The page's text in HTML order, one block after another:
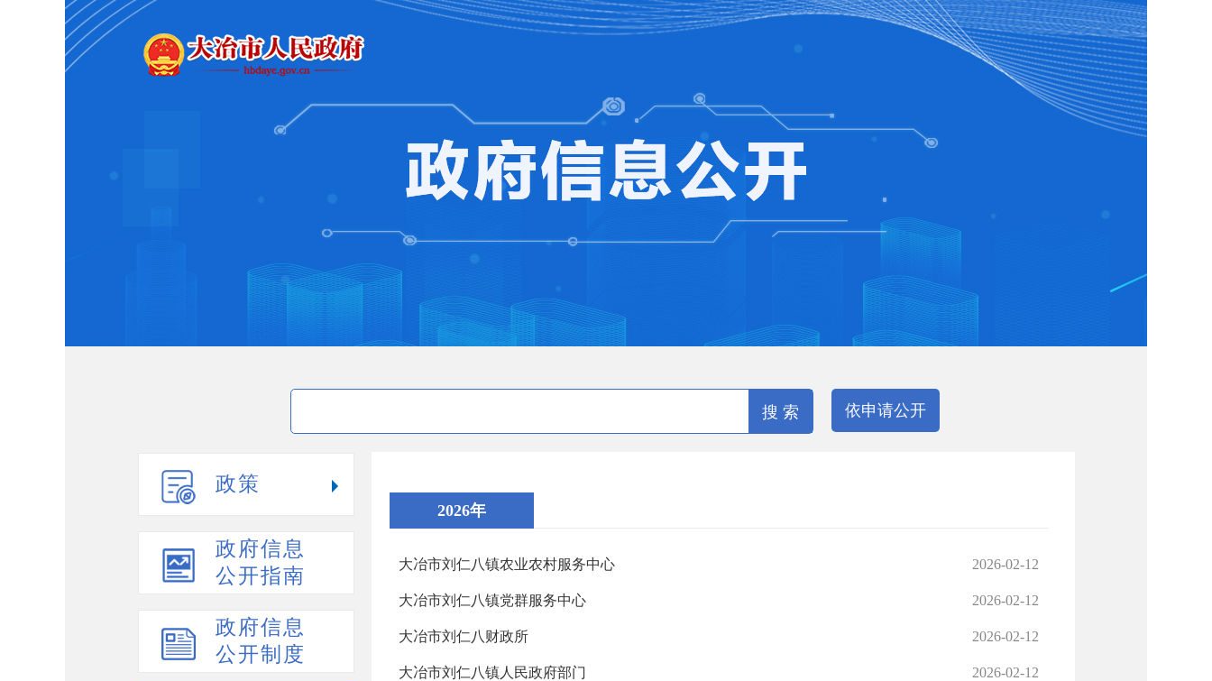
搜 索 依申请公开
政策
政府信息
公开指南
政府信息
公开制度
2026年
2026-02-12
大冶市刘仁八镇农业农村服务中心
2026-02-12
大冶市刘仁八镇党群服务中心
2026-02-12
大冶市刘仁八财政所
2026-02-12
大冶市刘仁八镇人民政府部门